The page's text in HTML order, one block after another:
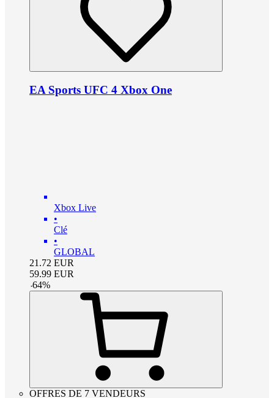
EA Sports UFC 4 Xbox One
Xbox Live
•
Clé
•
GLOBAL
21.72 EUR
59.99 EUR
-64%
OFFRES DE 7 VENDEURS